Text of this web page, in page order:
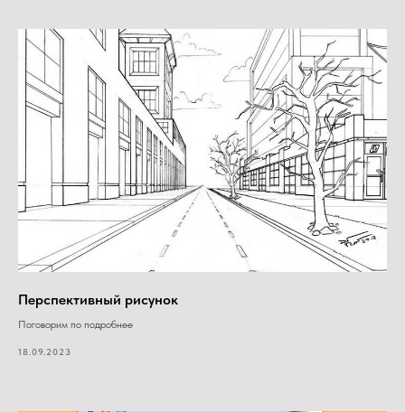
Перспективный рисунок
Поговорим по подробнее
18.09.2023